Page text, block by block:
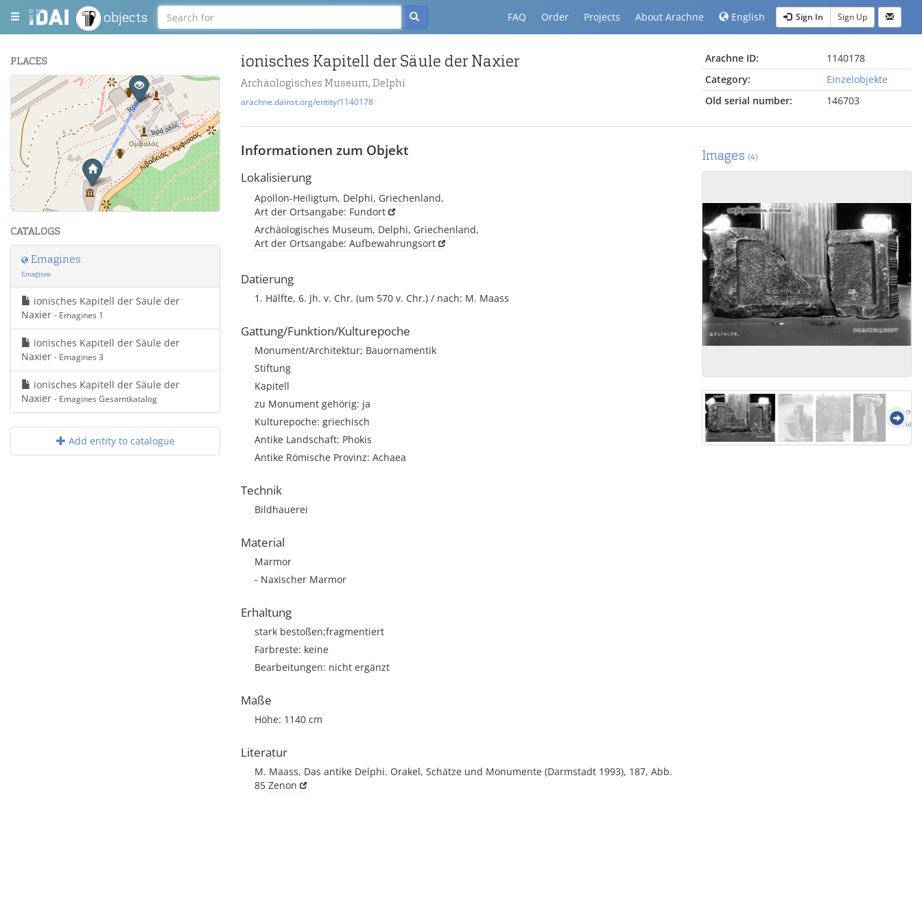
objects FAQ Order Projects About Arachne English Sign In Sign Up
PLACES
+
−
Leaflet | Maps and Data © OpenStreetMap .
CATALOGS
Emagines
Emagines
ionisches Kapitell der Säule der
Naxier - Emagines 1
ionisches Kapitell der Säule der
Naxier - Emagines 3
ionisches Kapitell der Säule der
Naxier - Emagines Gesamtkatalog
Add entity to catalogue
ionisches Kapitell der Säule der Naxier
Archäologisches Museum, Delphi
arachne.dainst.org/entity/1140178
Arachne ID:
1140178
Category:
Einzelobjekte
Old serial number:
146703
Informationen zum Objekt
Lokalisierung
Apollon-Heiligtum, Delphi, Griechenland,
Art der Ortsangabe: Fundort
Archäologisches Museum, Delphi, Griechenland,
Art der Ortsangabe: Aufbewahrungsort
Datierung
1. Hälfte, 6. Jh. v. Chr. (um 570 v. Chr.) / nach: M. Maass
Gattung/Funktion/Kulturepoche
Monument/Architektur; Bauornamentik
Stiftung
Kapitell
zu Monument gehörig: ja
Kulturepoche: griechisch
Antike Landschaft: Phokis
Antike Römische Provinz: Achaea
Technik
Bildhauerei
Material
Marmor
- Naxischer Marmor
Erhaltung
stark bestoßen;fragmentiert
Farbreste: keine
Bearbeitungen: nicht ergänzt
Maße
Höhe: 1140 cm
Literatur
M. Maass, Das antike Delphi. Orakel, Schätze und Monumente (Darmstadt 1993), 187, Abb.
85 Zenon
Images (4)
Show